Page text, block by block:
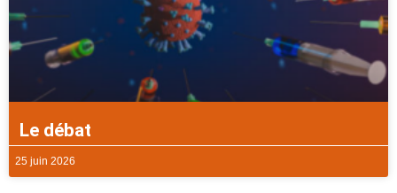
Le débat
25 juin 2026